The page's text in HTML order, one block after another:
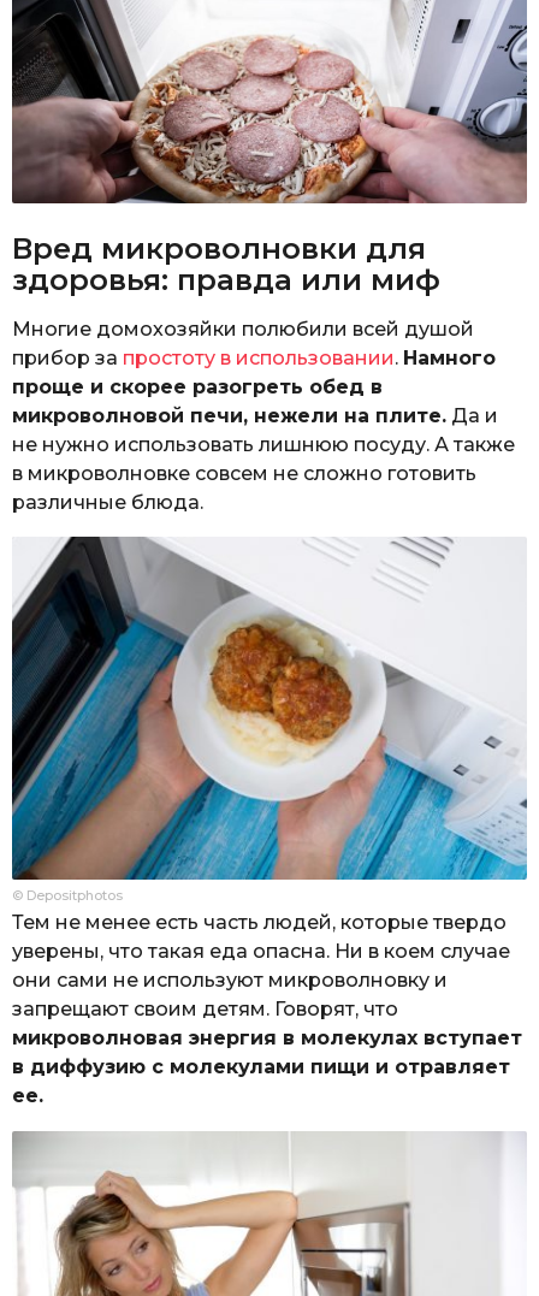
Вред микроволновки для
здоровья: правда или миф
Многие домохозяйки полюбили всей душой
прибор за простоту в использовании. Намного
проще и скорее разогреть обед в
микроволновой печи, нежели на плите. Да и
не нужно использовать лишнюю посуду. А также
в микроволновке совсем не сложно готовить
различные блюда.
© Depositphotos
Тем не менее есть часть людей, которые твердо
уверены, что такая еда опасна. Ни в коем случае
они сами не используют микроволновку и
запрещают своим детям. Говорят, что
микроволновая энергия в молекулах вступает
в диффузию с молекулами пищи и отравляет
ее.